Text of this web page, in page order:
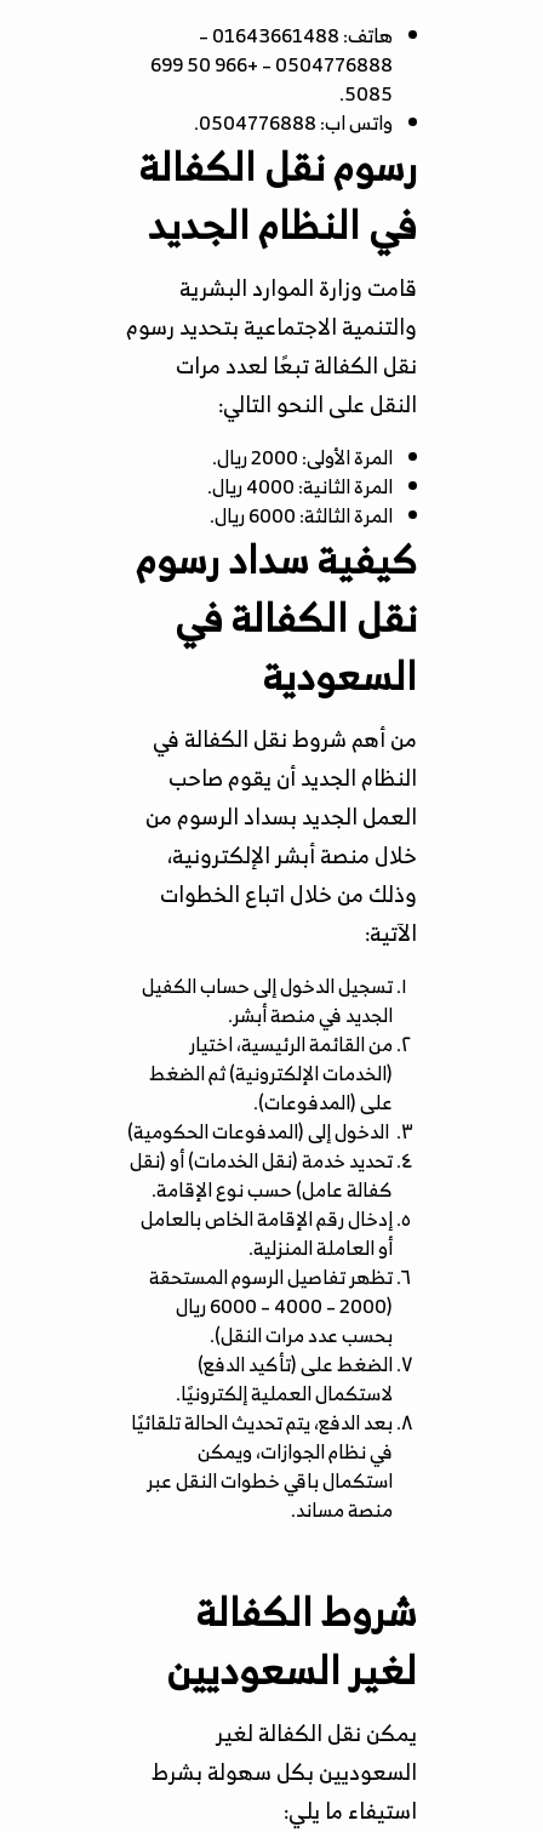
هاتف: 01643661488 –
0504776888 – +966 50 699
5085.
واتس اب: 0504776888.
رسوم نقل الكفالة
في النظام الجديد
قامت وزارة الموارد البشرية
والتنمية الاجتماعية بتحديد رسوم
نقل الكفالة تبعًا لعدد مرات
النقل على النحو التالي:
المرة الأولى: 2000 ريال.
المرة الثانية: 4000 ريال.
المرة الثالثة: 6000 ريال.
كيفية سداد رسوم
نقل الكفالة في
السعودية
من أهم شروط نقل الكفالة في
النظام الجديد أن يقوم صاحب
العمل الجديد بسداد الرسوم من
خلال منصة أبشر الإلكترونية،
وذلك من خلال اتباع الخطوات
الآتية:
تسجيل الدخول إلى حساب الكفيل
الجديد في منصة أبشر.
من القائمة الرئيسية، اختيار
(الخدمات الإلكترونية) ثم الضغط
على (المدفوعات).
الدخول إلى (المدفوعات الحكومية)
تحديد خدمة (نقل الخدمات) أو (نقل
كفالة عامل) حسب نوع الإقامة.
إدخال رقم الإقامة الخاص بالعامل
أو العاملة المنزلية.
تظهر تفاصيل الرسوم المستحقة
(2000 – 4000 – 6000 ريال
بحسب عدد مرات النقل).
الضغط على (تأكيد الدفع)
لاستكمال العملية إلكترونيًا.
بعد الدفع، يتم تحديث الحالة تلقائيًا
في نظام الجوازات، ويمكن
استكمال باقي خطوات النقل عبر
منصة مساند.
شروط الكفالة
لغير السعوديين
يمكن نقل الكفالة لغير
السعوديين بكل سهولة بشرط
استيفاء ما يلي: